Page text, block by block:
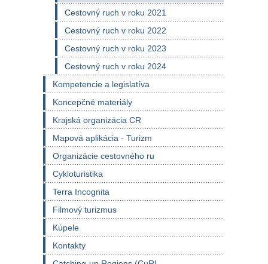
Cestovný ruch v roku 2021
Cestovný ruch v roku 2022
Cestovný ruch v roku 2023
Cestovný ruch v roku 2024
Kompetencie a legislatíva
Koncepčné materiály
Krajská organizácia CR
Mapová aplikácia - Turizm
Organizácie cestovného ru
Cykloturistika
Terra Incognita
Filmový turizmus
Kúpele
Kontakty